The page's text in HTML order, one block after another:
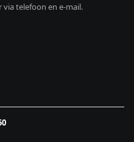
via telefoon en e-mail.